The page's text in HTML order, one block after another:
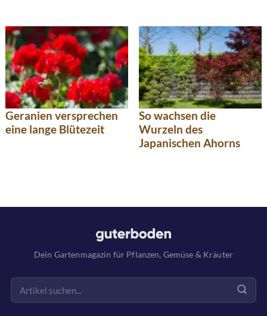
Geranien versprechen
eine lange Blütezeit
So wachsen die
Wurzeln des
Japanischen Ahorns
Dein Gartenmagazin für Pflanzen, Gemüse & Kräuter